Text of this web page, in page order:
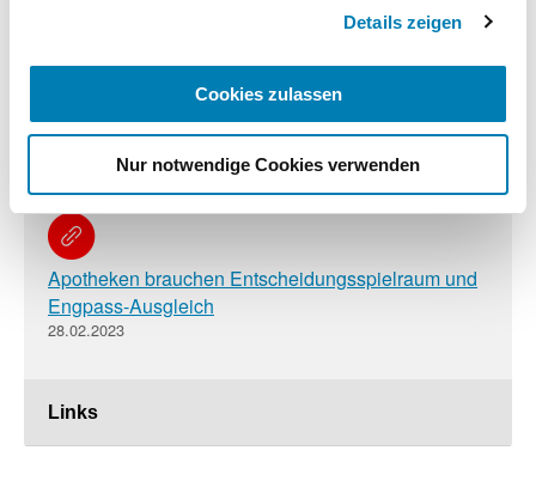
Details zeigen
Cookies zulassen
Nur notwendige Cookies verwenden
Links
ABDA-Pressekonferenz im Re-Live
Lieferengpässe: Handlungsfreiheit und Flexibilität
für Apotheken erhalten!
Apotheken brauchen Entscheidungsspielraum und
Engpass-Ausgleich
28.02.2023